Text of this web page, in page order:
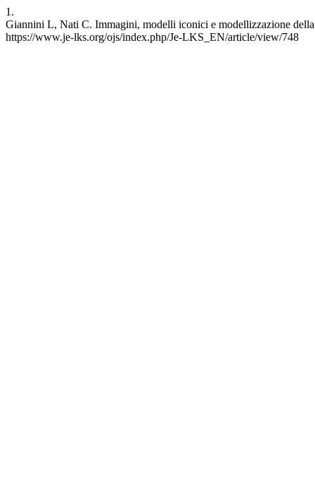
1.
Giannini L, Nati C. Immagini, modelli iconici e modellizzazione
https://www.je-lks.org/ojs/index.php/Je-LKS_EN/article/view/748